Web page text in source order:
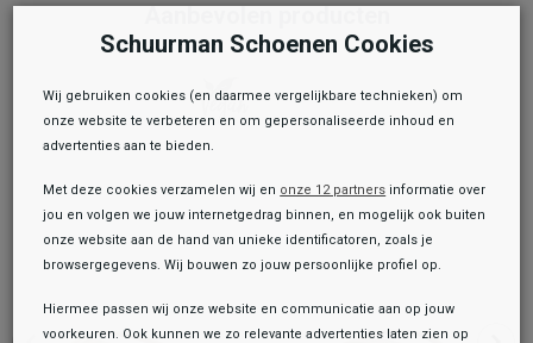
Aanbevolen producten
Schuurman Schoenen Cookies
Wij gebruiken cookies (en daarmee vergelijkbare technieken) om
onze website te verbeteren en om gepersonaliseerde inhoud en
advertenties aan te bieden.
Met deze cookies verzamelen wij en onze 12 partners informatie over
jou en volgen we jouw internetgedrag binnen, en mogelijk ook buiten
onze website aan de hand van unieke identificatoren, zoals je
browsergegevens. Wij bouwen zo jouw persoonlijke profiel op.
Hiermee passen wij onze website en communicatie aan op jouw
voorkeuren. Ook kunnen we zo relevante advertenties laten zien op